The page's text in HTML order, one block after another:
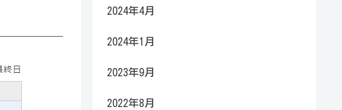
2024年4月
2024年1月
2023年9月
2022年8月